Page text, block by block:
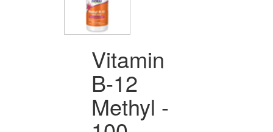
Vitamin
B-12
Methyl -